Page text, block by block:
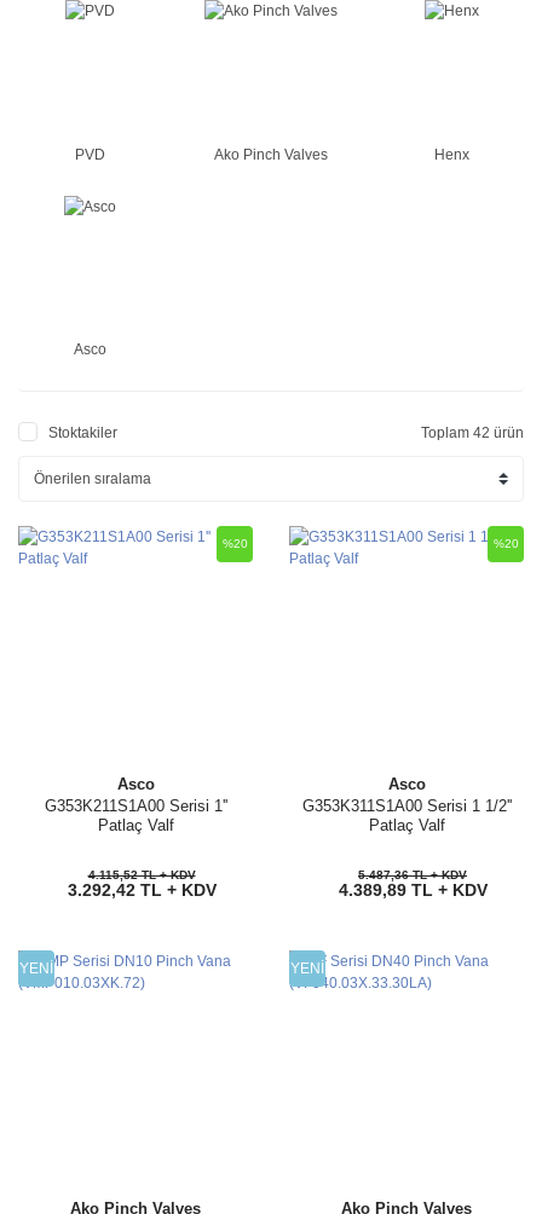
PVD Ako Pinch Valves Henx
Asco
Stoktakiler Toplam 42 ürün
Asco
G353K211S1A00 Serisi 1''
Patlaç Valf
%20
4.115,52 TL + KDV
3.292,42 TL + KDV
Asco
G353K311S1A00 Serisi 1 1/2''
Patlaç Valf
%20
5.487,36 TL + KDV
4.389,89 TL + KDV
YENİ
Ako Pinch Valves
YENİ
Ako Pinch Valves